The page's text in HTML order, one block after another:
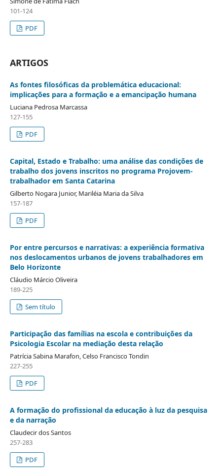
101-124
PDF
ARTIGOS
As fontes filosóficas da problemática educacional:
implicações para a formação e a emancipação humana
Luciana Pedrosa Marcassa
127-155
PDF
Capital, Estado e Trabalho: uma análise das condições de
trabalho dos jovens inscritos no programa Projovem-
trabalhador em Santa Catarina
Gilberto Nogara Junior, Mariléia Maria da Silva
157-187
PDF
Por entre percursos e narrativas: a experiência formativa
nos deslocamentos urbanos de jovens trabalhadores em
Belo Horizonte
Cláudio Márcio Oliveira
189-225
Sem título
Participação das famílias na escola e contribuições da
Psicologia Escolar na mediação desta relação
Patrícia Sabina Marafon, Celso Francisco Tondin
227-255
PDF
A formação do profissional da educação à luz da pesquisa
e da narração
Claudecir dos Santos
257-283
PDF